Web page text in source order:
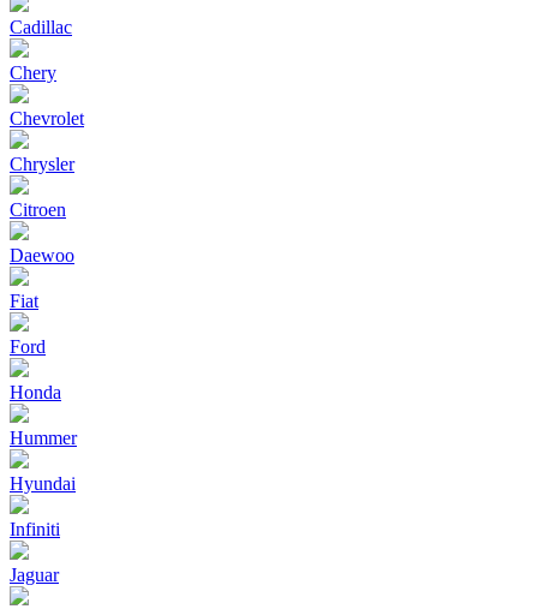
Cadillac
Chery
Chevrolet
Chrysler
Citroen
Daewoo
Fiat
Ford
Honda
Hummer
Hyundai
Infiniti
Jaguar